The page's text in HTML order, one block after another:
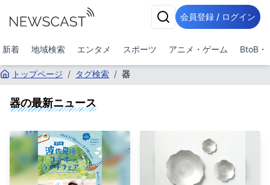
会員登録 / ログイン
新着 地域検索 エンタメ スポーツ アニメ・ゲーム BtoB・
トップページ / タグ検索 / 器
器の最新ニュース